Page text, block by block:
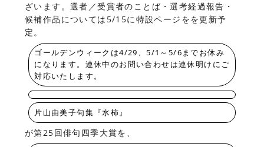
ざいます。選者／受賞者のことば・選考経過報告・
候補作品については5/15に特設ページをを更新予
定。
ゴールデンウィークは4/29、5/1～5/6までお休み
になります。連休中のお問い合わせは連休明けにご
対応いたします。
片山由美子句集『水柿』
が第25回俳句四季大賞を、